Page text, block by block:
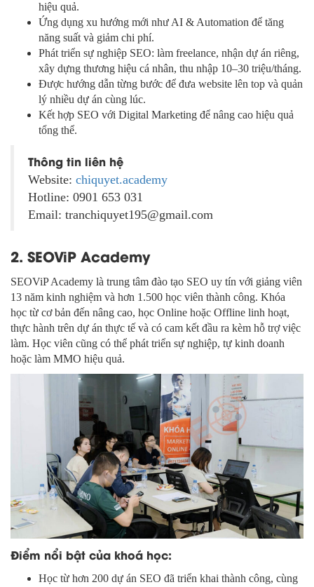
hiệu quả.
Ứng dụng xu hướng mới như AI & Automation để tăng
năng suất và giảm chi phí.
Phát triển sự nghiệp SEO: làm freelance, nhận dự án riêng,
xây dựng thương hiệu cá nhân, thu nhập 10–30 triệu/tháng.
Được hướng dẫn từng bước để đưa website lên top và quản
lý nhiều dự án cùng lúc.
Kết hợp SEO với Digital Marketing để nâng cao hiệu quả
tổng thể.
Thông tin liên hệ
Website: chiquyet.academy
Hotline: 0901 653 031
Email: tranchiquyet195@gmail.com
2. SEOViP Academy
SEOViP Academy là trung tâm đào tạo SEO uy tín với giảng viên
13 năm kinh nghiệm và hơn 1.500 học viên thành công. Khóa
học từ cơ bản đến nâng cao, học Online hoặc Offline linh hoạt,
thực hành trên dự án thực tế và có cam kết đầu ra kèm hỗ trợ việc
làm. Học viên cũng có thể phát triển sự nghiệp, tự kinh doanh
hoặc làm MMO hiệu quả.
Điểm nổi bật của khoá học:
Học từ hơn 200 dự án SEO đã triển khai thành công, cùng